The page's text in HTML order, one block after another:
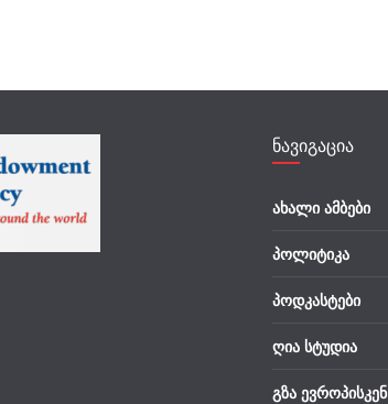
ნავიგაცია
ახალი ამბები
პოლიტიკა
პოდკასტები
ღია სტუდია
გზა ევროპისკენ